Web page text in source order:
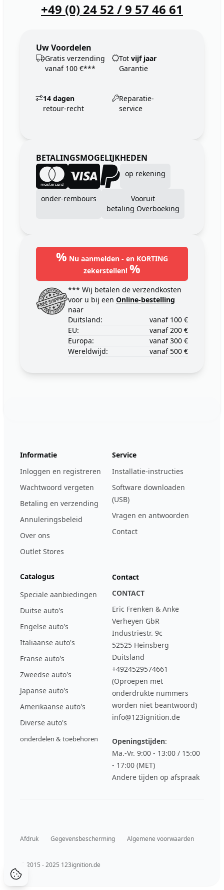
+49 (0) 24 52 / 9 57 46 61
Uw Voordelen
Gratis verzending
vanaf 100 €***
Tot vijf jaar
Garantie
14 dagen
retour-recht
Reparatie-
service
BETALINGSMOGELIJKHEDEN
op rekening
onder-rembours
Vooruit
betaling Overboeking
% Nu aanmelden - en KORTING
zekerstellen! %
*** Wij betalen de verzendkosten
voor u bij een Online-bestelling
naar
Duitsland:
vanaf 100 €
EU:
vanaf 200 €
Europa:
vanaf 300 €
Wereldwijd:
vanaf 500 €
Informatie
Inloggen en registreren
Wachtwoord vergeten
Betaling en verzending
Annuleringsbeleid
Over ons
Outlet Stores
Service
Installatie-instructies
Software downloaden
(USB)
Vragen en antwoorden
Contact
Catalogus
Speciale aanbiedingen
Duitse auto's
Engelse auto's
Italiaanse auto's
Franse auto's
Zweedse auto's
Japanse auto's
Amerikaanse auto's
Diverse auto's
onderdelen & toebehoren
Contact
CONTACT
Eric Frenken & Anke
Verheyen GbR
Industriestr. 9c
52525 Heinsberg
Duitsland
+4924529574661
(Oproepen met
onderdrukte nummers
worden niet beantwoord)
info@123ignition.de
Openingstijden:
Ma.-Vr. 9:00 - 13:00 / 15:00
- 17:00 (MET)
Andere tijden op afspraak
Afdruk Gegevensbescherming Algemene voorwaarden
© 2015 - 2025 123ignition.de